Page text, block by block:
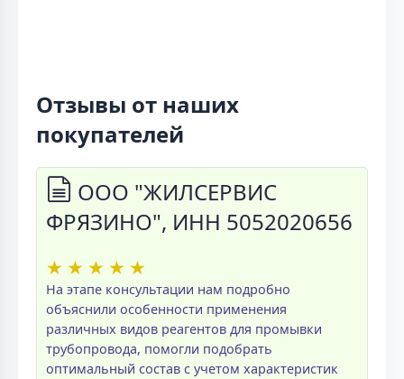
Отзывы от наших
покупателей
ООО "ЖИЛСЕРВИС
ФРЯЗИНО", ИНН 5052020656
★ ★ ★ ★ ★
На этапе консультации нам подробно
объяснили особенности применения
различных видов реагентов для промывки
трубопровода, помогли подобрать
оптимальный состав с учетом характеристик